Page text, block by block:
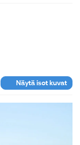
Näytä isot kuvat